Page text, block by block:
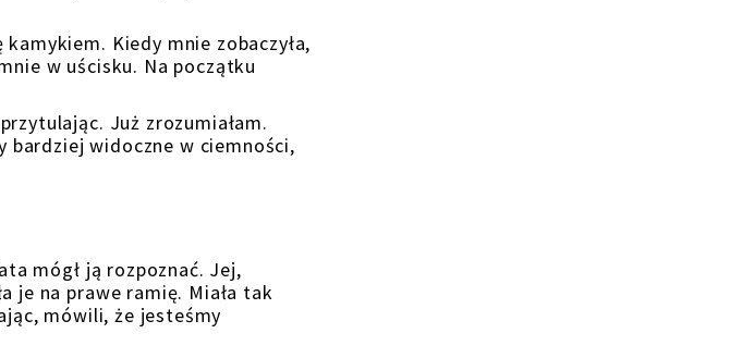
Kiedy mnie zobaczyła,
w uścisku. Na początku
Już zrozumiałam.
bardziej widoczne w ciemności,
mógł ją rozpoznać. Jej,
je na prawe ramię. Miała tak
mówili, że jesteśmy